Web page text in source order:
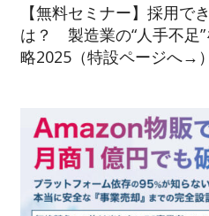
【無料セミナー】採用で
は？ 製造業の“人手不足
略2025（特設ページへ→）